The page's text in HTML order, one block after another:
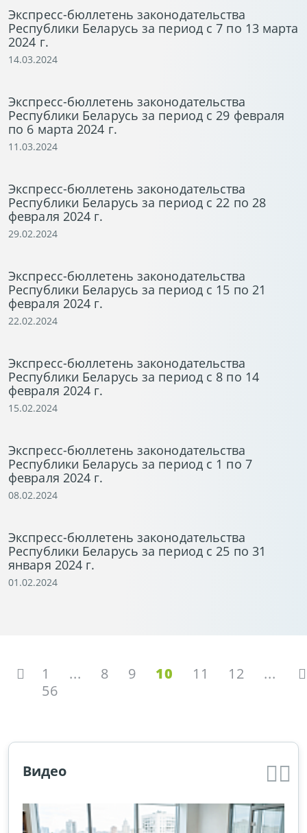
Экспресс-бюллетень законодательства
Республики Беларусь за период с 7 по 13 марта
2024 г.
14.03.2024
Экспресс-бюллетень законодательства
Республики Беларусь за период с 29 февраля
по 6 марта 2024 г.
11.03.2024
Экспресс-бюллетень законодательства
Республики Беларусь за период с 22 по 28
февраля 2024 г.
29.02.2024
Экспресс-бюллетень законодательства
Республики Беларусь за период с 15 по 21
февраля 2024 г.
22.02.2024
Экспресс-бюллетень законодательства
Республики Беларусь за период с 8 по 14
февраля 2024 г.
15.02.2024
Экспресс-бюллетень законодательства
Республики Беларусь за период с 1 по 7
февраля 2024 г.
08.02.2024
Экспресс-бюллетень законодательства
Республики Беларусь за период с 25 по 31
января 2024 г.
01.02.2024
1 ... 8 9 10 11 12
...
56
Видео